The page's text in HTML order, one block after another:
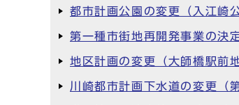
都市計画公園の変更（入江崎
第一種市街地再開発事業の
地区計画の変更（大師橋駅前
川崎都市計画下水道の変更